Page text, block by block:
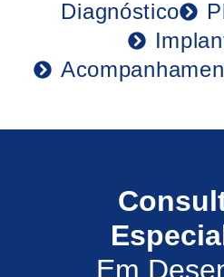
Diagnóstico
Em